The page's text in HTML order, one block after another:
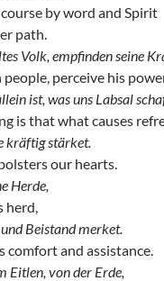
by word and Spirit
path.
Volk, empfinden seine
people, perceive his
ist, was uns Labsal
is that what causes
kräftig stärket.
our hearts.
Herde,
herd,
Beistand merket.
comfort and assistance.
Eitlen, von der Erde,